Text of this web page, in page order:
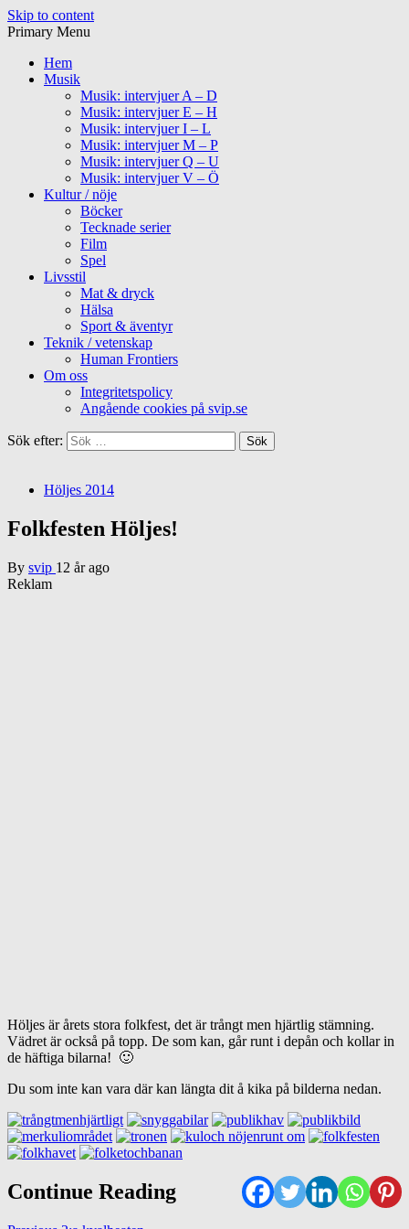
Skip to content
Primary Menu
Hem
Musik
Musik: intervjuer A – D
Musik: intervjuer E – H
Musik: intervjuer I – L
Musik: intervjuer M – P
Musik: intervjuer Q – U
Musik: intervjuer V – Ö
Kultur / nöje
Böcker
Tecknade serier
Film
Spel
Livsstil
Mat & dryck
Hälsa
Sport & äventyr
Teknik / vetenskap
Human Frontiers
Om oss
Integritetspolicy
Angående cookies på svip.se
Sök efter:
Höljes 2014
Folkfesten Höljes!
By svip 12 år ago
Reklam
Höljes är årets stora folkfest, det är trångt men hjärtlig stämning.
Vädret är också på topp. De som kan, går runt i depån och kollar in
de häftiga bilarna! 🙂
Du som inte kan vara där kan längta dit å kika på bilderna nedan.
Continue Reading